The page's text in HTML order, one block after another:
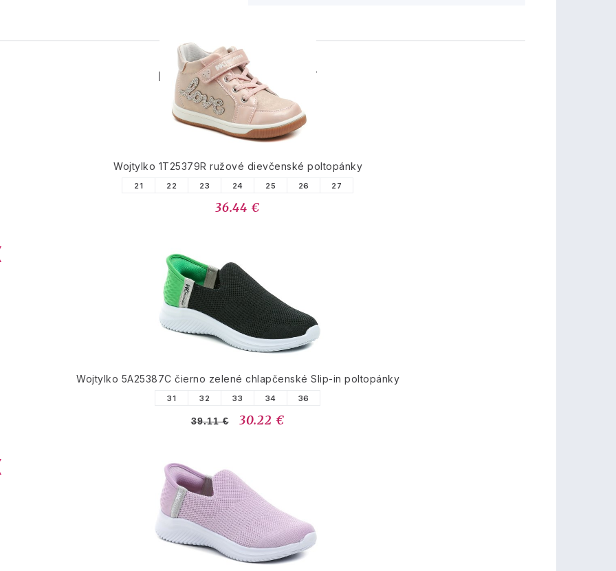
PODOBNÉ PRODUKTY
Wojtylko 1T25379R ružové dievčenské poltopánky
21 22 23 24 25 26 27
36.44 €
Wojtylko 5A25387C čierno zelené chlapčenské Slip-in poltopánky
31 32 33 34 36
39.11 € 30.22 €